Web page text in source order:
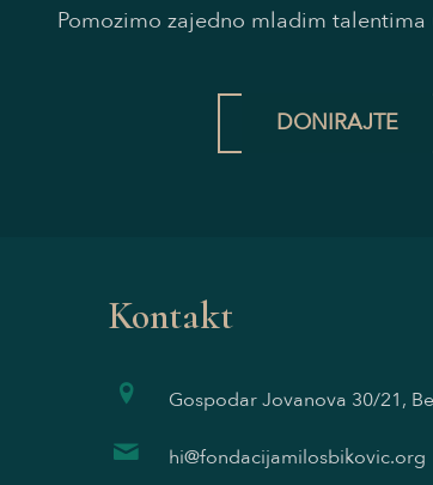
Pomozimo zajedno mladim talentima
DONIRAJTE
Kontakt
Gospodar Jovanova 30/21,
hi@fondacijamilosbikovic.org